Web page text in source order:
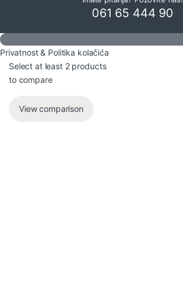
061 65 444 90
Privatnost & Politika kolačića
Select at least 2 products
to compare
View comparison